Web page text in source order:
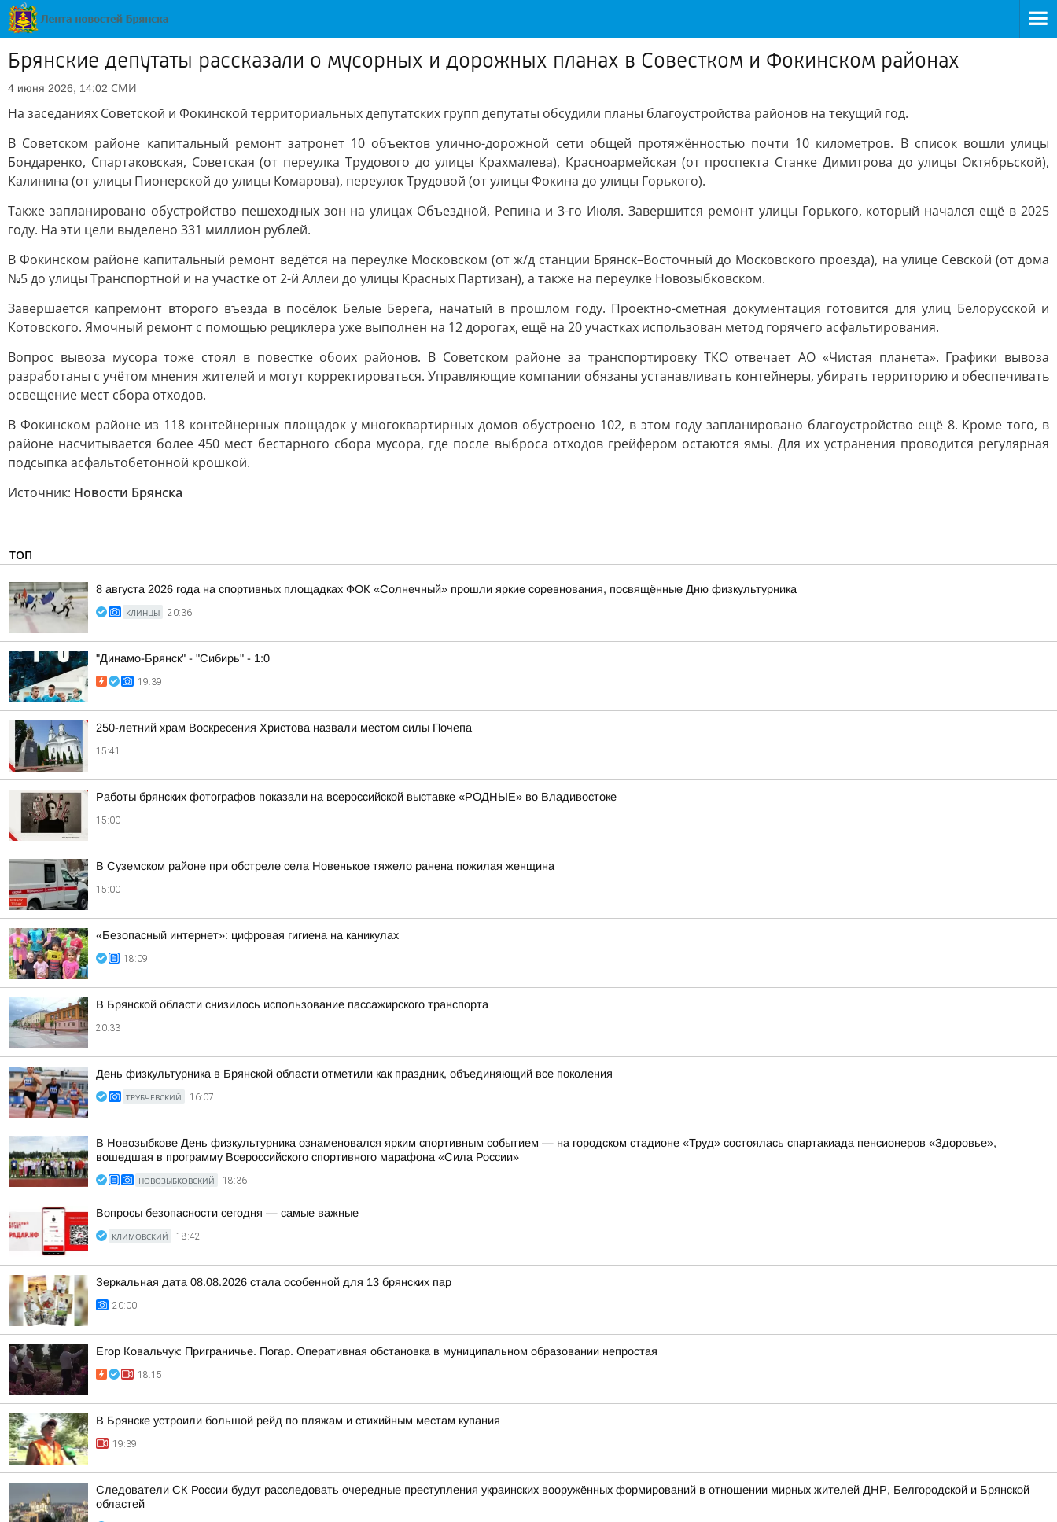
Брянские депутаты рассказали о мусорных и дорожных планах в Совестком и Фокинском районах
4 июня 2026, 14:02 СМИ
На заседаниях Советской и Фокинской территориальных депутатских групп депутаты обсудили планы благоустройства районов на текущий год.
В Советском районе капитальный ремонт затронет 10 объектов улично-дорожной сети общей протяжённостью почти 10 километров. В список вошли улицы
Бондаренко, Спартаковская, Советская (от переулка Трудового до улицы Крахмалева), Красноармейская (от проспекта Станке Димитрова до улицы Октябрьской),
Калинина (от улицы Пионерской до улицы Комарова), переулок Трудовой (от улицы Фокина до улицы Горького).
Также запланировано обустройство пешеходных зон на улицах Объездной, Репина и 3-го Июля. Завершится ремонт улицы Горького, который начался ещё в 2025
году. На эти цели выделено 331 миллион рублей.
В Фокинском районе капитальный ремонт ведётся на переулке Московском (от ж/д станции Брянск–Восточный до Московского проезда), на улице Севской (от дома
№5 до улицы Транспортной и на участке от 2-й Аллеи до улицы Красных Партизан), а также на переулке Новозыбковском.
Завершается капремонт второго въезда в посёлок Белые Берега, начатый в прошлом году. Проектно-сметная документация готовится для улиц Белорусской и
Котовского. Ямочный ремонт с помощью рециклера уже выполнен на 12 дорогах, ещё на 20 участках использован метод горячего асфальтирования.
Вопрос вывоза мусора тоже стоял в повестке обоих районов. В Советском районе за транспортировку ТКО отвечает АО «Чистая планета». Графики вывоза
разработаны с учётом мнения жителей и могут корректироваться. Управляющие компании обязаны устанавливать контейнеры, убирать территорию и обеспечивать
освещение мест сбора отходов.
В Фокинском районе из 118 контейнерных площадок у многоквартирных домов обустроено 102, в этом году запланировано благоустройство ещё 8. Кроме того, в
районе насчитывается более 450 мест бестарного сбора мусора, где после выброса отходов грейфером остаются ямы. Для их устранения проводится регулярная
подсыпка асфальтобетонной крошкой.
Источник: Новости Брянска
ТОП
8 августа 2026 года на спортивных площадках ФОК «Солнечный» прошли яркие соревнования, посвящённые Дню физкультурника
КЛИНЦЫ 20:36
"Динамо-Брянск" - "Сибирь" - 1:0
19:39
250-летний храм Воскресения Христова назвали местом силы Почепа
15:41
Работы брянских фотографов показали на всероссийской выставке «РОДНЫЕ» во Владивостоке
15:00
В Суземском районе при обстреле села Новенькое тяжело ранена пожилая женщина
15:00
«Безопасный интернет»: цифровая гигиена на каникулах
18:09
В Брянской области снизилось использование пассажирского транспорта
20:33
День физкультурника в Брянской области отметили как праздник, объединяющий все поколения
ТРУБЧЕВСКИЙ 16:07
В Новозыбкове День физкультурника ознаменовался ярким спортивным событием — на городском стадионе «Труд» состоялась спартакиада пенсионеров «Здоровье»,
вошедшая в программу Всероссийского спортивного марафона «Сила России»
НОВОЗЫБКОВСКИЙ 18:36
Вопросы безопасности сегодня — самые важные
КЛИМОВСКИЙ 18:42
Зеркальная дата 08.08.2026 стала особенной для 13 брянских пар
20:00
Егор Ковальчук: Приграничье. Погар. Оперативная обстановка в муниципальном образовании непростая
18:15
В Брянске устроили большой рейд по пляжам и стихийным местам купания
19:39
Следователи СК России будут расследовать очередные преступления украинских вооружённых формирований в отношении мирных жителей ДНР, Белгородской и Брянской
областей